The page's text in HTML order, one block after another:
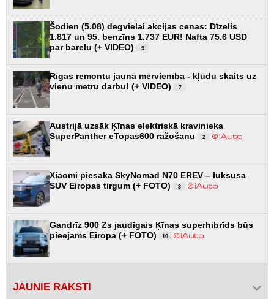
Šodien (5.08) degvielai akcijas cenas: Dīzelis
1.817 un 95. benzīns 1.737 EUR! Nafta 75.6 USD
par barelu (+ VIDEO)
9
Rīgas remontu jaunā mērvienība - kļūdu skaits uz
vienu metru darbu! (+ VIDEO)
7
Austrijā uzsāk Ķīnas elektriskā kravinieka
SuperPanther eTopas600 ražošanu
2
Xiaomi piesaka SkyNomad N70 EREV – luksusa
SUV Eiropas tirgum (+ FOTO)
3
Gandrīz 900 Zs jaudīgais Ķīnas superhibrīds būs
pieejams Eiropā (+ FOTO)
10
JAUNIE RAKSTI